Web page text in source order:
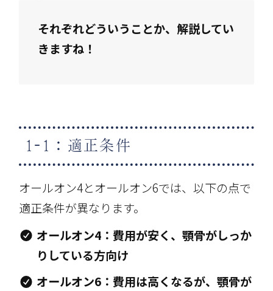
それぞれどういうことか、解説してい
きますね！
1-1：適正条件
オールオン4とオールオン6では、以下の点で
適正条件が異なります。
オールオン4：費用が安く、顎骨がしっか
りしている方向け
オールオン6：費用は高くなるが、顎骨が